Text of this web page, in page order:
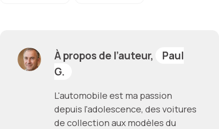
À propos de l’auteur,
Paul
G.
L'automobile est ma passion
depuis l'adolescence, des voitures
de collection aux modèles du